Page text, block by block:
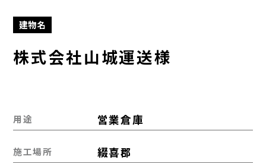
建物名
株式会社山城運送様
用途 営業倉庫
施工場所 綴喜郡